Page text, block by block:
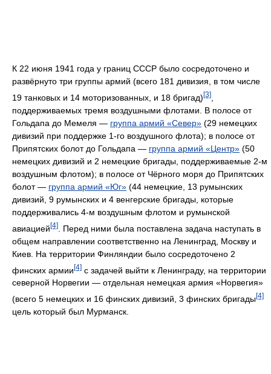
К 22 июня 1941 года у границ СССР было сосредоточено и
развёрнуто три группы армий (всего 181 дивизия, в том числе
19 танковых и 14 моторизованных, и 18 бригад) [3]
поддерживаемых тремя воздушными флотами. В полосе от
Гольдапа до Мемеля — группа армий «Север» (29 немецких
дивизий при поддержке 1-го воздушного флота); в полосе от
Припятских болот до Гольдапа — группа армий «Центр» (50
немецких дивизий и 2 немецкие бригады, поддерживаемые 2-м
воздушным флотом); в полосе от Чёрного моря до Припятских
болот — группа армий «Юг» (44 немецкие, 13 румынских
дивизий, 9 румынских и 4 венгерские бригады, которые
поддерживались 4-м воздушным флотом и румынской
авиацией[4]
. Перед ними была поставлена задача наступать в
общем направлении соответственно на Ленинград, Москву и
Киев. На территории Финляндии было сосредоточено 2
финских армии[4] с задачей выйти к Ленинграду, на территории
северной Норвегии — отдельная немецкая армия «Норвегия»
(всего 5 немецких и 16 финских дивизий, 3 финских бригады[4]
цель который был Мурманск.